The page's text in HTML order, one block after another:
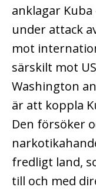
anklagar
under attack
mot
särskilt mot
Washington
är att koppla
Den försöker
fredligt land,
till och med